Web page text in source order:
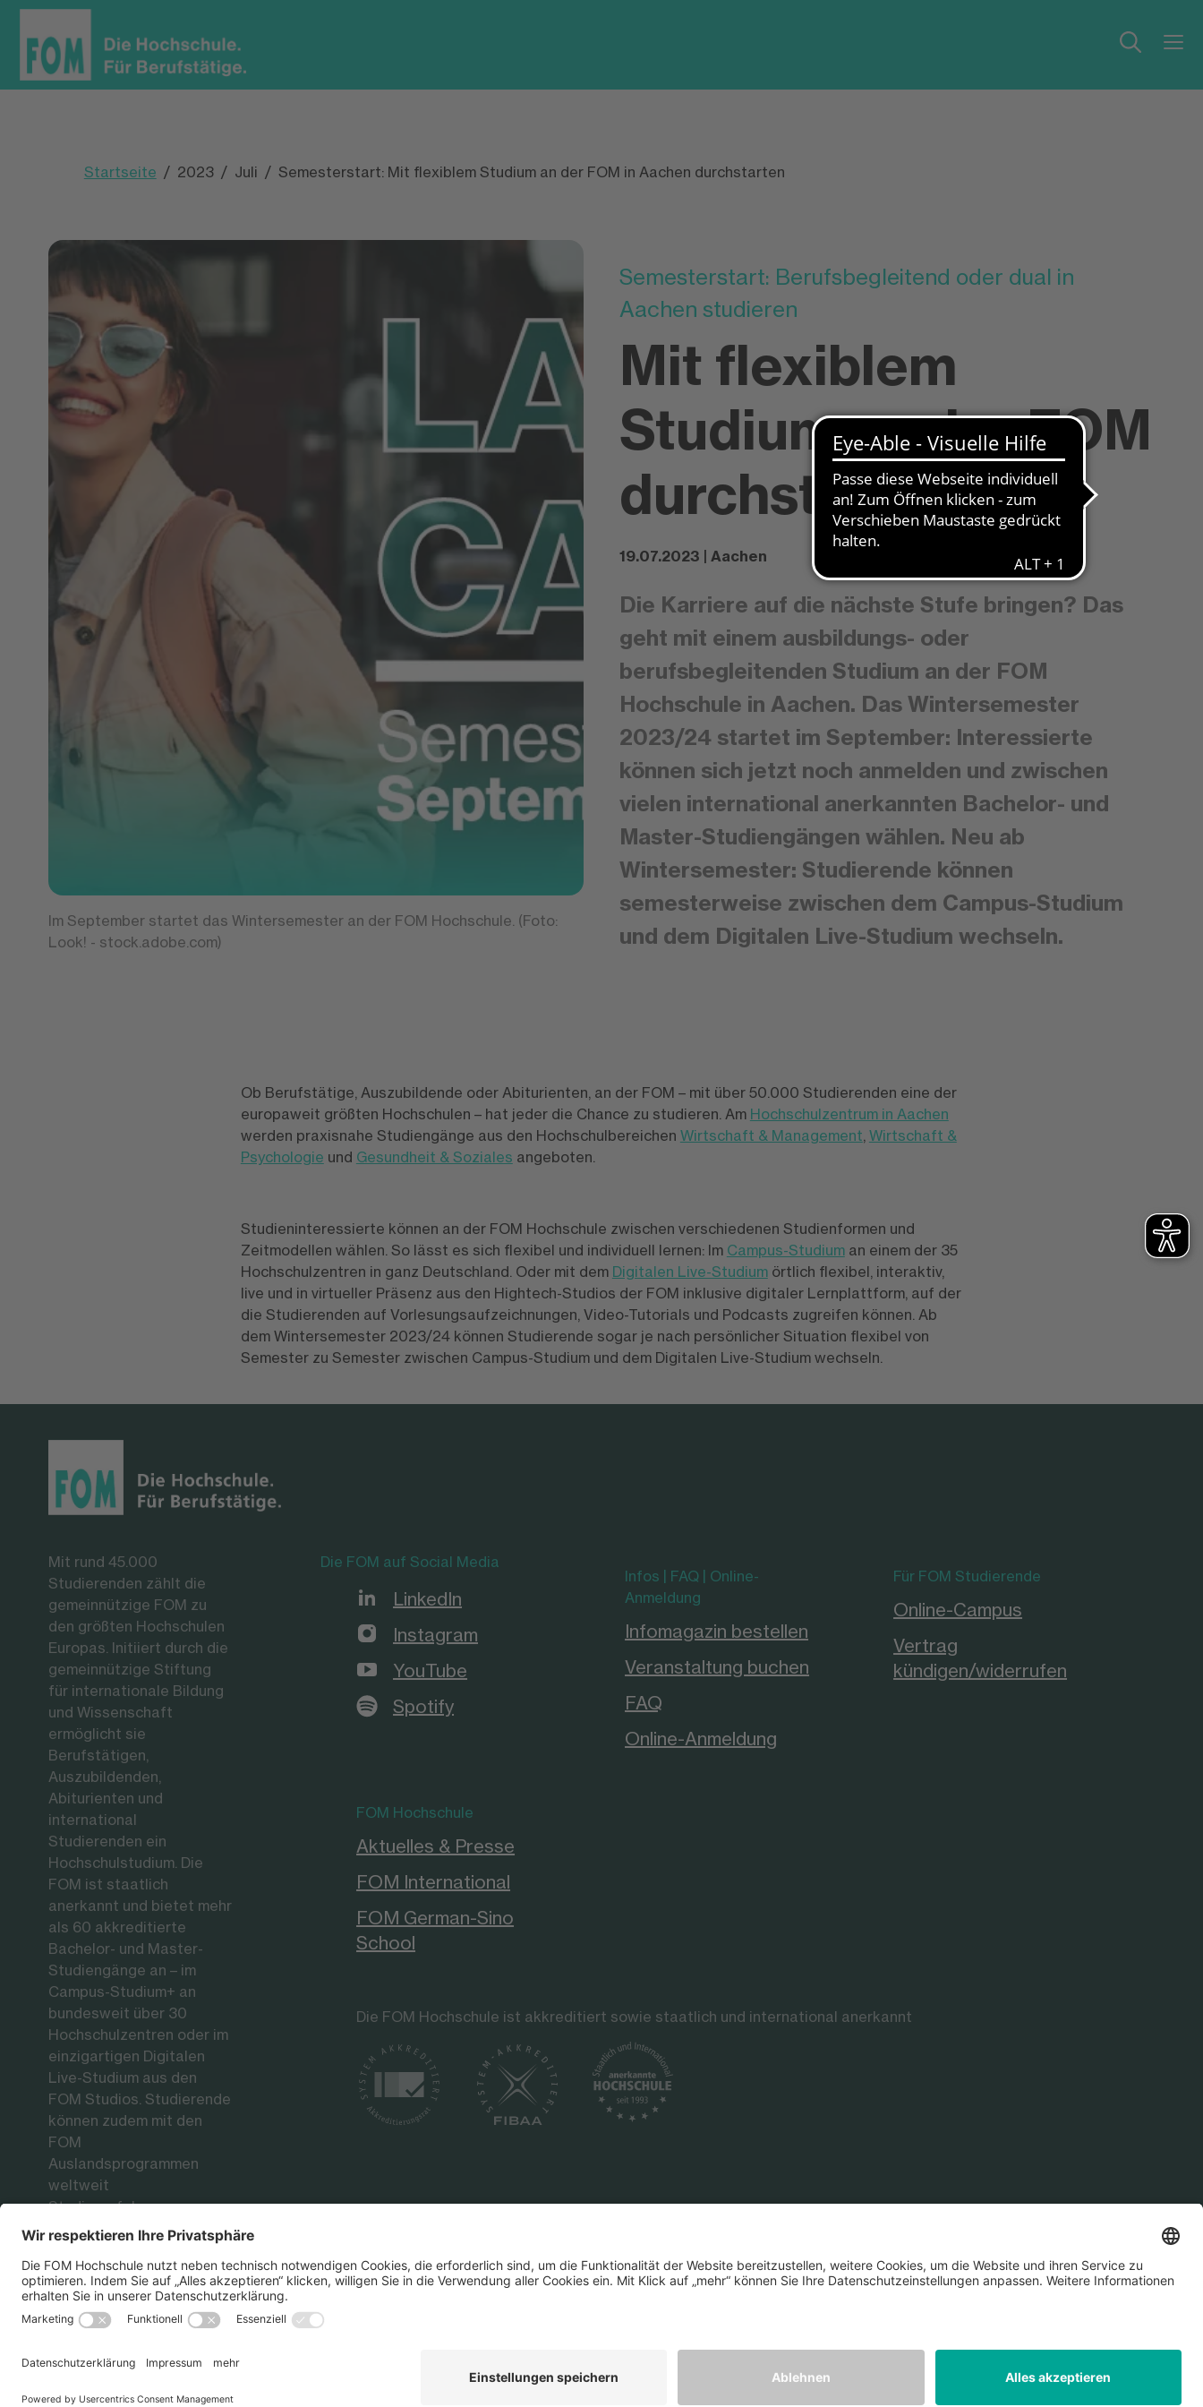
Startseite 2023 Juli Semesterstart: Mit flexiblem Studium an der FOM in Aachen durchstarten
Im September startet das Wintersemester an der FOM Hochschule. (Foto:
Look! - stock.adobe.com)
Semesterstart: Berufsbegleitend oder dual in
Aachen studieren
Mit flexiblem
Studium an der FOM
durchstarten
19.07.2023 | Aachen
Die Karriere auf die nächste Stufe bringen? Das
geht mit einem ausbildungs- oder
berufsbegleitenden Studium an der FOM
Hochschule in Aachen. Das Wintersemester
2023/24 startet im September: Interessierte
können sich jetzt noch anmelden und zwischen
vielen international anerkannten Bachelor- und
Master-Studiengängen wählen. Neu ab
Wintersemester: Studierende können
semesterweise zwischen dem Campus-Studium
und dem Digitalen Live-Studium wechseln.
Ob Berufstätige, Auszubildende oder Abiturienten, an der FOM – mit über 50.000 Studierenden eine der
europaweit größten Hochschulen – hat jeder die Chance zu studieren. Am Hochschulzentrum in Aachen
werden praxisnahe Studiengänge aus den Hochschulbereichen Wirtschaft & Management, Wirtschaft &
Psychologie und Gesundheit & Soziales angeboten.
Studieninteressierte können an der FOM Hochschule zwischen verschiedenen Studienformen und
Zeitmodellen wählen. So lässt es sich flexibel und individuell lernen: Im Campus-Studiuman einem der 35
Hochschulzentren in ganz Deutschland. Oder mit dem Digitalen Live-Studiumörtlich flexibel, interaktiv,
live und in virtueller Präsenz aus den Hightech-Studios der FOM inklusive digitaler Lernplattform, auf der
die Studierenden auf Vorlesungsaufzeichnungen, Video-Tutorials und Podcasts zugreifen können. Ab
dem Wintersemester 2023/24 können Studierende sogar je nach persönlicher Situation flexibel von
Semester zu Semester zwischen Campus-Studium und dem Digitalen Live-Studium wechseln.
Mit rund 45.000
Studierenden zählt die
gemeinnützige FOM zu
den größten Hochschulen
Europas. Initiiert durch die
gemeinnützige Stiftung
für internationale Bildung
und Wissenschaft
ermöglicht sie
Berufstätigen,
Auszubildenden,
Abiturienten und
international
Studierenden ein
Hochschulstudium. Die
FOM ist staatlich
anerkannt und bietet mehr
als 60 akkreditierte
Bachelor- und Master-
Studiengänge an – im
Campus-Studium+ an
bundesweit über 30
Hochschulzentren oder im
einzigartigen Digitalen
Live-Studium aus den
FOM Studios. Studierende
können zudem mit den
FOM
Auslandsprogrammen
weltweit
Studienerfahrungen an
renommierten
Partnerhochschulen
sammeln.
Die FOM auf Social Media
LinkedIn
Instagram
YouTube
Spotify
Infos | FAQ | Online-
Anmeldung
Infomagazin bestellen
Veranstaltung buchen
FAQ
Online-Anmeldung
Für FOM Studierende
Online-Campus
Vertrag
kündigen/widerrufen
FOM Hochschule
Aktuelles & Presse
FOM International
FOM German-Sino
School
Die FOM Hochschule ist akkreditiert sowie staatlich und international anerkannt